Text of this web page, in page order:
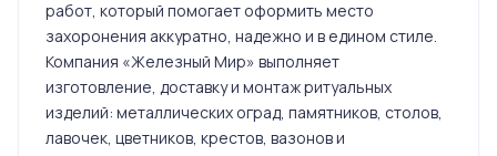
Ограда 6
работ, который помогает оформить место
захоронения аккуратно, надежно и в едином стиле.
Компания «Железный Мир» выполняет
изготовление, доставку и монтаж ритуальных
изделий: металлических оград, памятников, столов,
лавочек, цветников, крестов, вазонов и